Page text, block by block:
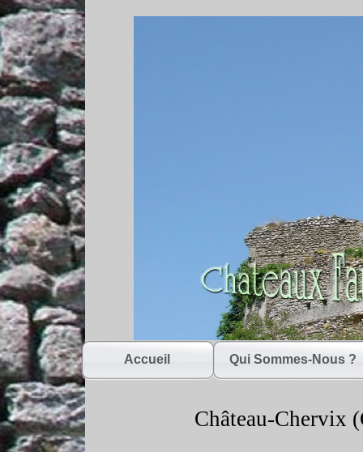
Accueil Qui Sommes-Nous ?
Château-Chervix